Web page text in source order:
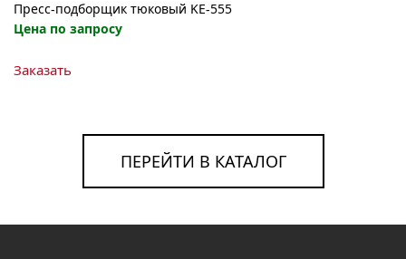
Пресс-подборщик тюковый KE-555
Цена по запросу
Заказать
ПЕРЕЙТИ В КАТАЛОГ